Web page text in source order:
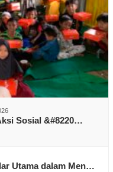
Sosial &#8220…
Utama dalam Men…